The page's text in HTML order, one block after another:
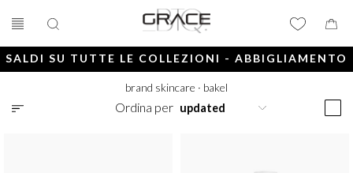
SALDI SU TUTTE LE COLLEZIONI - ABBIGLIAMENTO
E ACCESSORI
brand skincare · bakel
Ordina per